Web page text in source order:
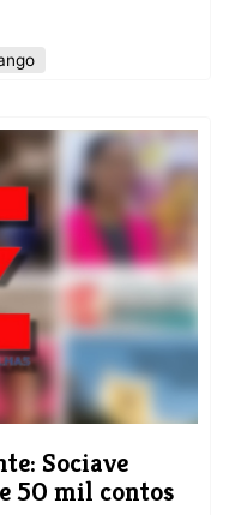
Sociave
50 mil contos